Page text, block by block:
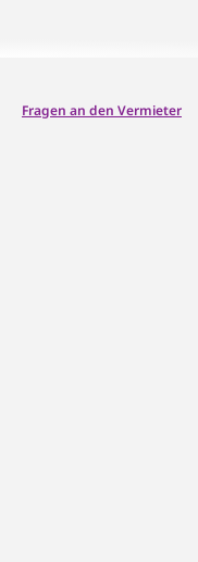
Fragen an den Vermieter